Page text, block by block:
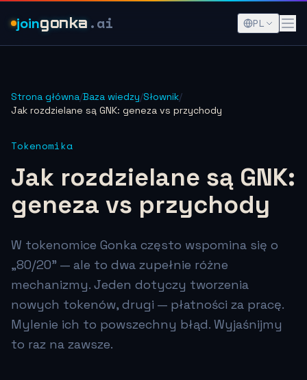
joingonka .ai PL
Strona główna/Baza wiedzy/Słownik/
Jak rozdzielane są GNK: geneza vs przychody
Tokenomika
Jak rozdzielane są GNK:
geneza vs przychody
W tokenomice Gonka często wspomina się o
„80/20” — ale to dwa zupełnie różne
mechanizmy. Jeden dotyczy tworzenia
nowych tokenów, drugi — płatności za pracę.
Mylenie ich to powszechny błąd. Wyjaśnijmy
to raz na zawsze.